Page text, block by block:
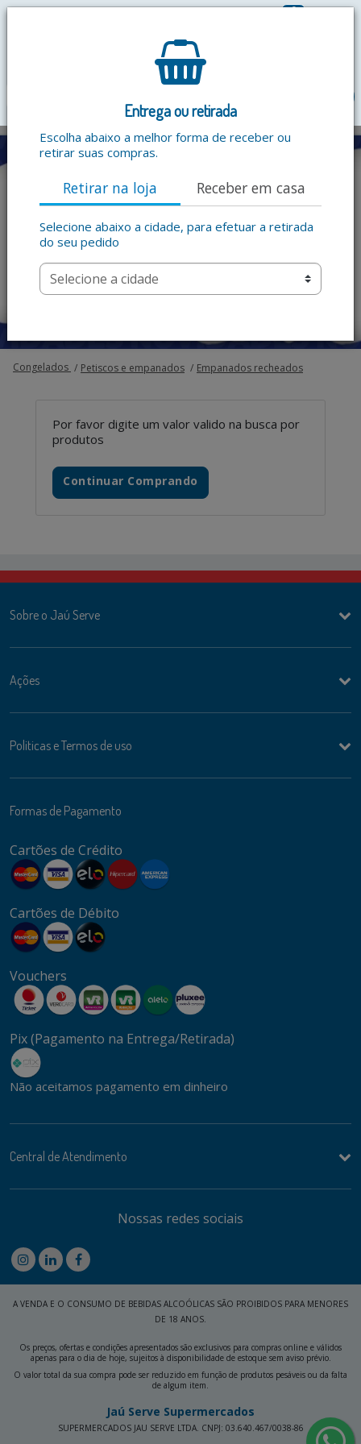
0
Entrega ou retirada
Escolha abaixo a melhor forma de receber ou
retirar suas compras.
Retirar na loja Receber em casa
Selecione abaixo a cidade, para efetuar a retirada
do seu pedido
Congelados Petiscos e empanados Empanados recheados
Por favor digite um valor valido na busca por
produtos
Continuar Comprando
Sobre o Jaú Serve
Ações
Politicas e Termos de uso
Formas de Pagamento
Cartões de Crédito
Cartões de Débito
Vouchers
Pix (Pagamento na Entrega/Retirada)
Não aceitamos pagamento em dinheiro
Central de Atendimento
Nossas redes sociais
A VENDA E O CONSUMO DE BEBIDAS ALCOÓLICAS SÃO PROIBIDOS PARA MENORES
DE 18 ANOS.
Os preços, ofertas e condições apresentados são exclusivos para compras online e válidos
apenas para o dia de hoje, sujeitos à disponibilidade de estoque sem aviso prévio.
O valor total da sua compra pode ser reduzido em função de produtos pesáveis ou da falta
de algum item.
Jaú Serve Supermercados
SUPERMERCADOS JAU SERVE LTDA. CNPJ: 03.640.467/0038-86